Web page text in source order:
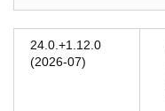
24.0.+1.12.0
(2026-07)